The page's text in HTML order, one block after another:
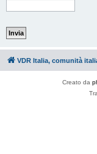
VDR Italia, comunità
Creato da